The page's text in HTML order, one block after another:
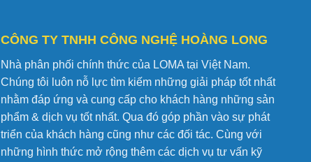
CÔNG TY TNHH CÔNG NGHỆ HOÀNG LONG
Nhà phân phối chính thức của LOMA tại Việt Nam.
Chúng tôi luôn nỗ lực tìm kiếm những giải pháp tốt nhất
nhằm đáp ứng và cung cấp cho khách hàng những sản
phẩm & dịch vụ tốt nhất. Qua đó góp phần vào sự phát
triển của khách hàng cũng như các đối tác. Cùng với
những hình thức mở rộng thêm các dịch vụ tư vấn kỹ